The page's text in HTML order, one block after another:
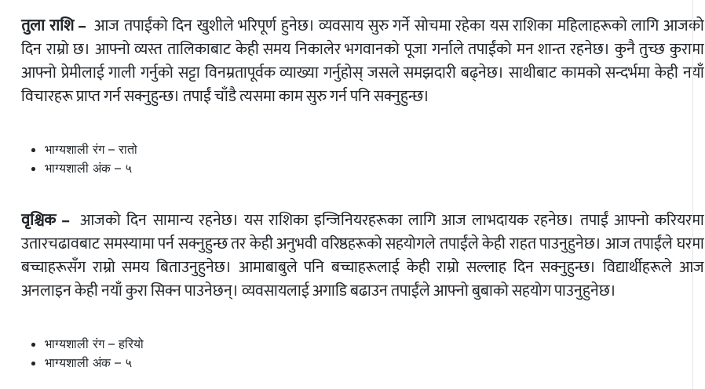
तुला राशि – आज तपाईंको दिन खुशीले भरिपूर्ण हुनेछ। व्यवसाय सुरु गर्ने सोचमा रहेका यस राशिका महिलाहरूको लागि आजको
दिन राम्रो छ। आफ्नो व्यस्त तालिकाबाट केही समय निकालेर भगवानको पूजा गर्नाले तपाईंको मन शान्त रहनेछ। कुनै तुच्छ कुरामा
आफ्नो प्रेमीलाई गाली गर्नुको सट्टा विनम्रतापूर्वक व्याख्या गर्नुहोस् जसले समझदारी बढ्नेछ। साथीबाट कामको सन्दर्भमा केही नयाँ
विचारहरू प्राप्त गर्न सक्नुहुन्छ। तपाईं चाँडै त्यसमा काम सुरु गर्न पनि सक्नुहुन्छ।
भाग्यशाली रंग – रातो
भाग्यशाली अंक – ५
वृश्चिक – आजको दिन सामान्य रहनेछ। यस राशिका इन्जिनियरहरूका लागि आज लाभदायक रहनेछ। तपाईं आफ्नो करियरमा
उतारचढावबाट समस्यामा पर्न सक्नुहुन्छ तर केही अनुभवी वरिष्ठहरूको सहयोगले तपाईंले केही राहत पाउनुहुनेछ। आज तपाईंले घरमा
बच्चाहरूसँग राम्रो समय बिताउनुहुनेछ। आमाबाबुले पनि बच्चाहरूलाई केही राम्रो सल्लाह दिन सक्नुहुन्छ। विद्यार्थीहरूले आज
अनलाइन केही नयाँ कुरा सिक्न पाउनेछन्। व्यवसायलाई अगाडि बढाउन तपाईंले आफ्नो बुबाको सहयोग पाउनुहुनेछ।
भाग्यशाली रंग – हरियो
भाग्यशाली अंक – ५